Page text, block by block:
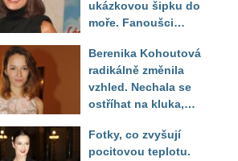
ukázkovou šipku do
moře. Fanoušci
toho vypadá
Berenika Kohoutová
radikálně změnila
vzhled. Nechala se
ostříhat na kluka,
překvapily
Fotky, co zvyšují
pocitovou teplotu.